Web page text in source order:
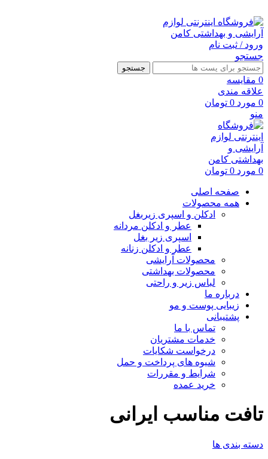
ورود / ثبت نام
جستجو
جستجو
0 مقايسه
علاقه مندی
0 مورد 0 تومان
منو
0 مورد 0 تومان
صفحه اصلی
همه محصولات
ادکلن و اسپری زیربغل
عطر و ادکلن مردانه
اسپری زیر بغل
عطر و ادکلن زنانه
محصولات آرایشی
محصولات بهداشتی
لباس زیر و راحتی
درباره ما
زیبایی پوست و مو
پشتیبانی
تماس با ما
خدمات مشتریان
درخواست شکایات
شیوه های پرداخت و حمل
شرایط و مقررات
خرید عمده
تافت مناسب ایرانی
دسته بندی ها